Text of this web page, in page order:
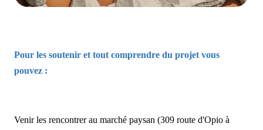
Pour les soutenir et tout comprendre du projet vous
pouvez :
Venir les rencontrer au marché paysan (309 route d'Opio à